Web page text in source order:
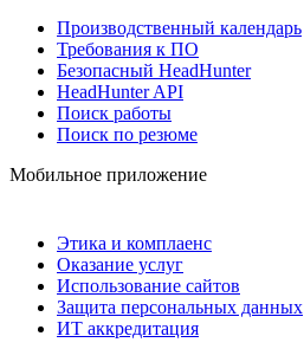
Производственный календарь
Требования к ПО
Безопасный HeadHunter
HeadHunter API
Поиск работы
Поиск по резюме
Мобильное приложение
Этика и комплаенс
Оказание услуг
Использование сайтов
Защита персональных данных
ИТ аккредитация